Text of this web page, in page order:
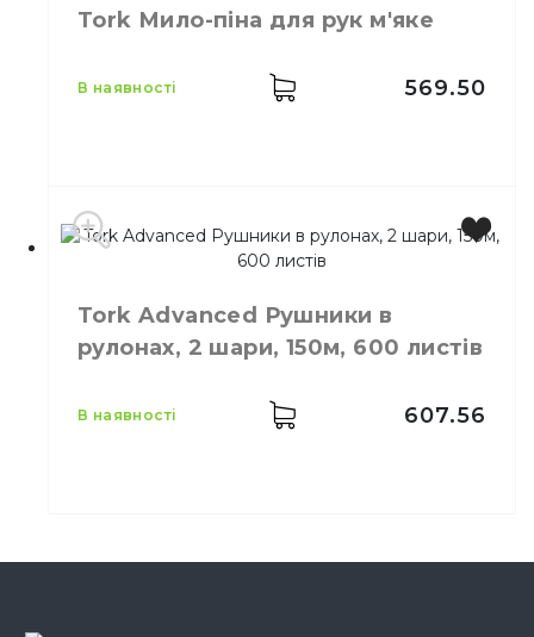
Tork Мило-піна для рук м'яке
Бренд
Tork
Місткість
1,0 л
в наявності 569.50
Tork Advanced Рушники в
рулонах, 2 шари, 150м, 600 листів
в наявності 607.56